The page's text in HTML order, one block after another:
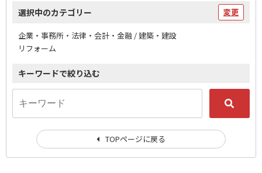
選択中のカテゴリー 変更
企業・事務所・法律・会計・金融 / 建築・建設
リフォーム
キーワードで絞り込む
TOPページに戻る